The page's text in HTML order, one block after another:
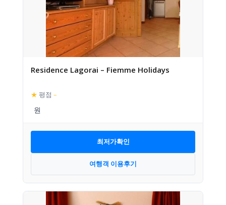
Residence Lagorai – Fiemme Holidays
★ 평점 –
최저가확인
여행객 이용후기